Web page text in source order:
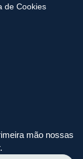
de Cookies
mão nossas